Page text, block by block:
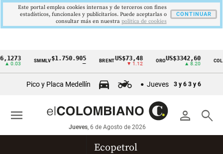
Cintillo
económicos
Colombia
▲ 0.03
SMMLV $1.750.905 BRENTUS$73,48
▼ 1.12
OROUS$3342,60
▲ 8.20
Pico y Placa Medellín Jueves 3 y 6 3 y 6
person search
Jueves, 6 de Agosto de 2026
menu
Ecopetrol
Este portal emplea cookies internas y de terceros con fines
estadísticos, funcionales y publicitarios. Puede aceptarlas o
consultar más en nuestra politica de cookies
CONTINUAR